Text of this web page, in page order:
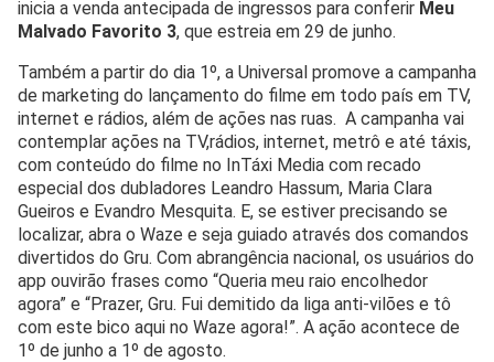
inicia a venda antecipada de ingressos para conferir Meu
Malvado Favorito 3, que estreia em 29 de junho.
Também a partir do dia 1º, a Universal promove a campanha
de marketing do lançamento do filme em todo país em TV,
internet e rádios, além de ações nas ruas. A campanha vai
contemplar ações na TV,rádios, internet, metrô e até táxis,
com conteúdo do filme no InTáxi Media com recado
especial dos dubladores Leandro Hassum, Maria Clara
Gueiros e Evandro Mesquita. E, se estiver precisando se
localizar, abra o Waze e seja guiado através dos comandos
divertidos do Gru. Com abrangência nacional, os usuários do
app ouvirão frases como “Queria meu raio encolhedor
agora” e “Prazer, Gru. Fui demitido da liga anti-vilões e tô
com este bico aqui no Waze agora!”. A ação acontece de
1º de junho a 1º de agosto.